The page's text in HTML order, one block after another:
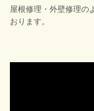
屋根修理・外壁修理の
おります。